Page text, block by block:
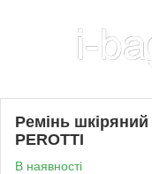
Ремінь
PEROTTI
В наявності